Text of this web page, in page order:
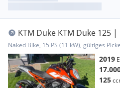
KTM Duke KTM Duke 125
aufgebaut| Pickerl neu |
Naked Bike, 15 PS (11 kW), gültiges
2019
125